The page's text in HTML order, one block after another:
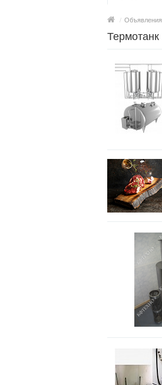
/ Объявления